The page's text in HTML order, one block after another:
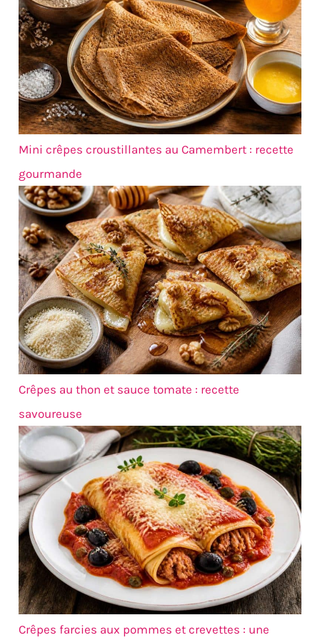
Mini crêpes croustillantes au Camembert : recette
gourmande
Crêpes au thon et sauce tomate : recette
savoureuse
Crêpes farcies aux pommes et crevettes : une